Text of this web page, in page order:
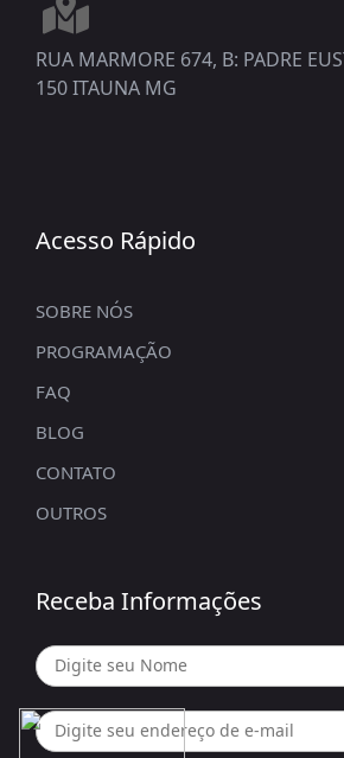
RUA MARMORE 674, B: PADRE
150 ITAUNA MG
Acesso Rápido
SOBRE NÓS
PROGRAMAÇÃO
FAQ
BLOG
CONTATO
OUTROS
Receba Informações